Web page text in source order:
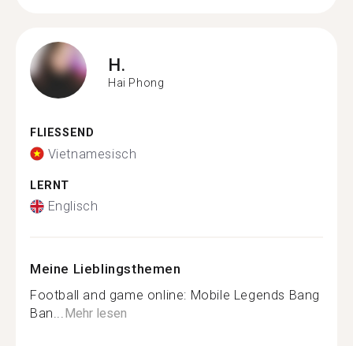
H.
Hai Phong
FLIESSEND
Vietnamesisch
LERNT
Englisch
Meine Lieblingsthemen
Football and game online: Mobile Legends Bang
Ban...Mehr lesen